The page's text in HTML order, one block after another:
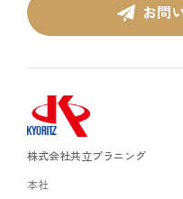
お問
株式会社共立プラニング
本社